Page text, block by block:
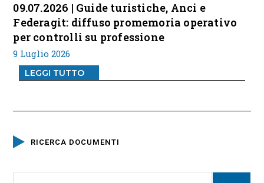
09.07.2026 | Guide turistiche, Anci e
Federagit: diffuso promemoria operativo
per controlli su professione
9 Luglio 2026
LEGGI TUTTO
RICERCA DOCUMENTI